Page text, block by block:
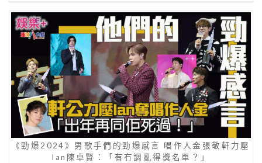
《勁爆2024》男歌手們的勁爆感言 唱作人金張敬軒力壓
Ian陳卓賢：「有冇調亂得獎名單？」